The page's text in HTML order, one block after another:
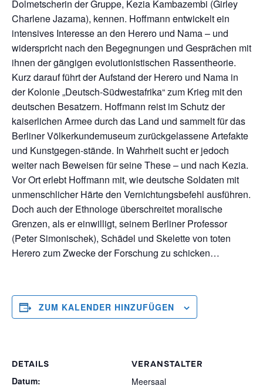
Dolmetscherin der Gruppe, Kezia Kambazembi (Girley
Charlene Jazama), kennen. Hoffmann entwickelt ein
intensives Interesse an den Herero und Nama – und
widerspricht nach den Begegnungen und Gesprächen mit
ihnen der gängigen evolutionistischen Rassentheorie.
Kurz darauf führt der Aufstand der Herero und Nama in
der Kolonie „Deutsch-Südwestafrika“ zum Krieg mit den
deutschen Besatzern. Hoffmann reist im Schutz der
kaiserlichen Armee durch das Land und sammelt für das
Berliner Völkerkundemuseum zurückgelassene Artefakte
und Kunstgegen-stände. In Wahrheit sucht er jedoch
weiter nach Beweisen für seine These – und nach Kezia.
Vor Ort erlebt Hoffmann mit, wie deutsche Soldaten mit
unmenschlicher Härte den Vernichtungsbefehl ausführen.
Doch auch der Ethnologe überschreitet moralische
Grenzen, als er einwilligt, seinem Berliner Professor
(Peter Simonischek), Schädel und Skelette von toten
Herero zum Zwecke der Forschung zu schicken…
ZUM KALENDER HINZUFÜGEN
DETAILS
Datum:
VERANSTALTER
Meersaal